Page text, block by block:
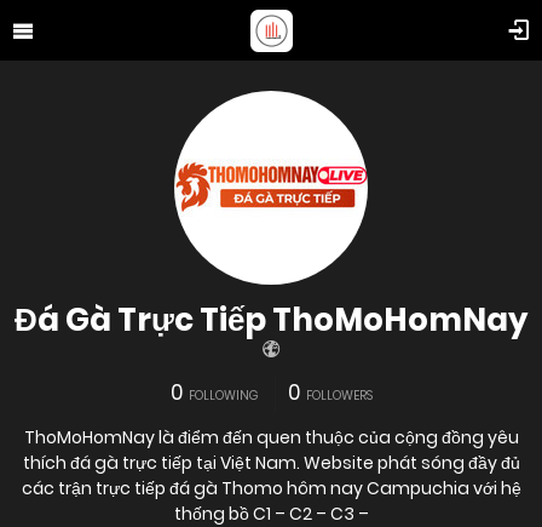
Đá Gà Trực Tiếp ThoMoHomNay
0 FOLLOWING 0 FOLLOWERS
ThoMoHomNay là điểm đến quen thuộc của cộng đồng yêu
thích đá gà trực tiếp tại Việt Nam. Website phát sóng đầy đủ
các trận trực tiếp đá gà Thomo hôm nay Campuchia với hệ
thống bồ C1 – C2 – C3 –